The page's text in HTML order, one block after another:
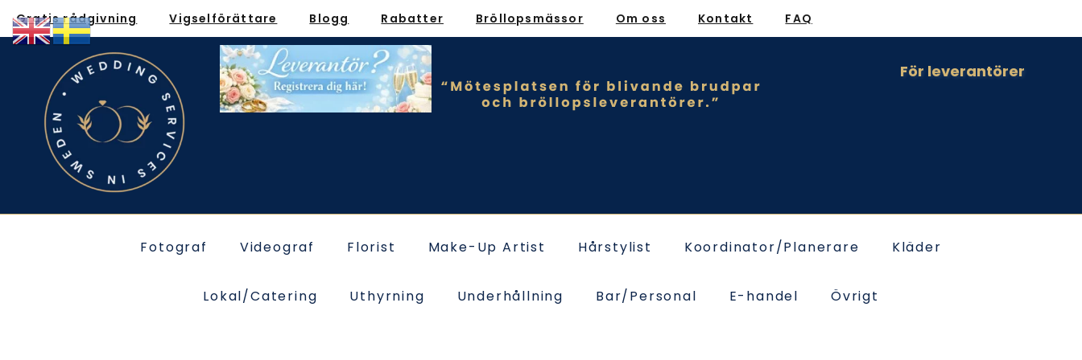
Gratis rådgivning Vigselförättare Blogg Rabatter Bröllopsmässor Om oss Kontakt FAQ
För leverantörer
Fotograf Videograf Florist Make-Up Artist Hårstylist Koordinator/Planerare Kläder
Lokal/Catering Uthyrning Underhållning Bar/Personal E-handel Övrigt